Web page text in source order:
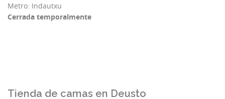
Metro: Indautxu
Cerrada temporalmente
Tienda de camas en Deusto